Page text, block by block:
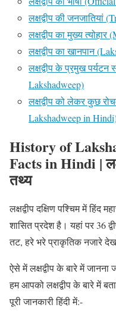
लक्षद्वीप की जनजातियां
लक्षद्वीप का मुख्य
लक्षद्वीप का खानपान
लक्षद्वीप के प्रमुख
Lakshadweep)
लक्षद्वीप को लेकर कुछ
Lakshadweep in
History of
Facts in Hindi |
तथ्य
लक्षद्वीप दक्षिण पश्चिम में हिंद
शासित प्रदेश है। यहां पर 36
तट, हरे भरे प्राकृतिक नजारे
ऐसे में लक्षद्वीप के बारे में
हम आपको लक्षद्वीप के बारे में
पूरी जानकारी हिंदी में:-